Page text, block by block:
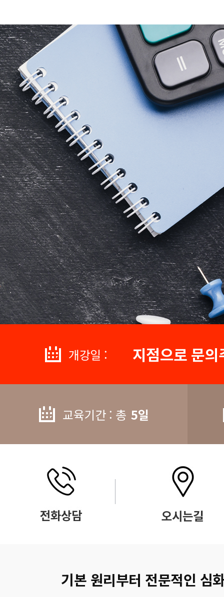
개강일 : 지점으로 문
교육기간 : 총 5일
기본 원리부터 전문적인 심